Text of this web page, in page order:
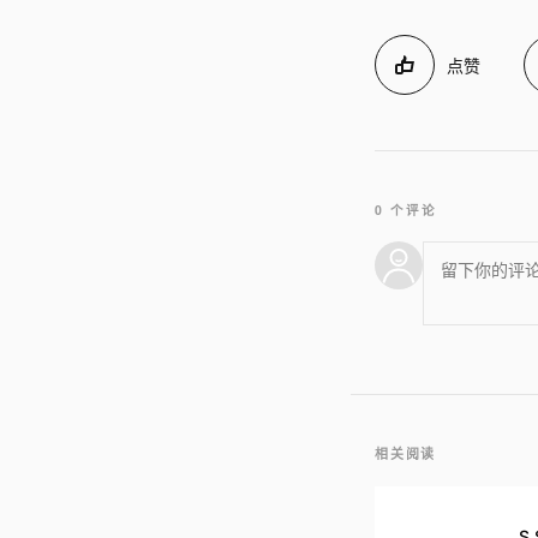
点赞
0 个评论
相关阅读